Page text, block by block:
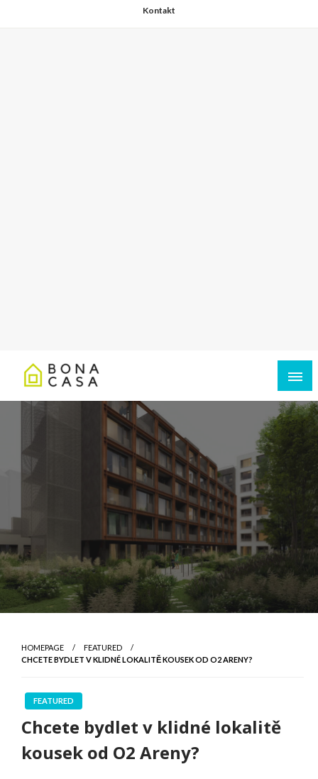
Kontakt
HOMEPAGE
FEATURED
CHCETE BYDLET V KLIDNÉ LOKALITĚ KOUSEK OD O2 ARENY?
FEATURED
Chcete bydlet v klidné lokalitě
kousek od O2 Areny?